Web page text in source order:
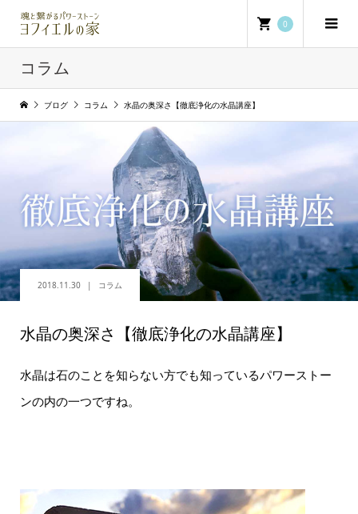
0
コラム
ブログ コラム 水晶の奥深さ【徹底浄化の水晶講座】
2018.11.30 コラム
水晶の奥深さ【徹底浄化の水晶講座】
水晶は石のことを知らない方でも知っているパワーストー
ンの内の一つですね。